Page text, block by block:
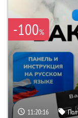
-100%
11:20:15